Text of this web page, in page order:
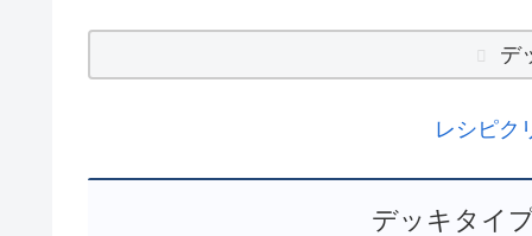
デ
レシピク
デッキタイ